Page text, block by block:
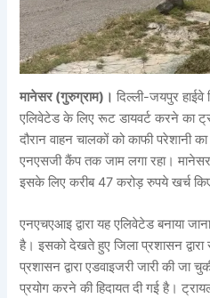
मानेसर (गुरुग्राम)। दिल्ली-जयपुर
एलिवेटेड के लिए रूट डायवर्ट करने का
दौरान वाहन चालकों को काफी परेशानी
एनएसजी कैंप तक जाम लगा रहा। मानेसर
इसके लिए करीब 47 करोड़ रुपये खर्च
एनएचएआइ द्वारा यह एलिवेटेड बनाया
है। इसको देखते हुए जिला प्रशासन द्वारा
प्रशासन द्वारा एडवाइजरी जारी की जा
प्रयोग करने की हिदायत दी गई है।